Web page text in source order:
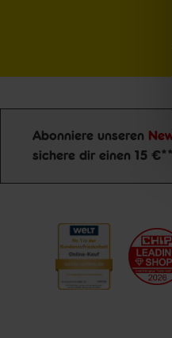
Newsletter
Abonniere unseren
sichere dir einen 15